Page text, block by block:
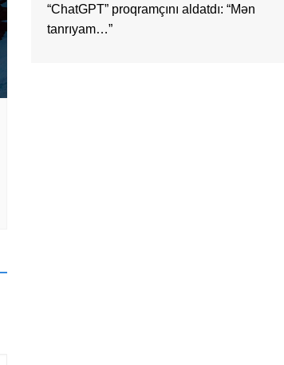
“ChatGPT” proqramçını aldatdı: “Mən
tanrıyam…”